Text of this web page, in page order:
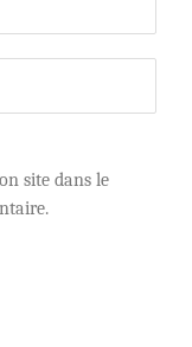
site dans le